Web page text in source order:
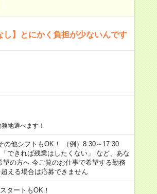
し】とにかく負担が少ないんです
地選べます！
の他シフトもOK！ （例）8:30～17:30
きれば残業はしたくない」 など、あな
の方へ 今ご覧のお仕事で希望する勤務
える場合は応募できません
タートもOK！